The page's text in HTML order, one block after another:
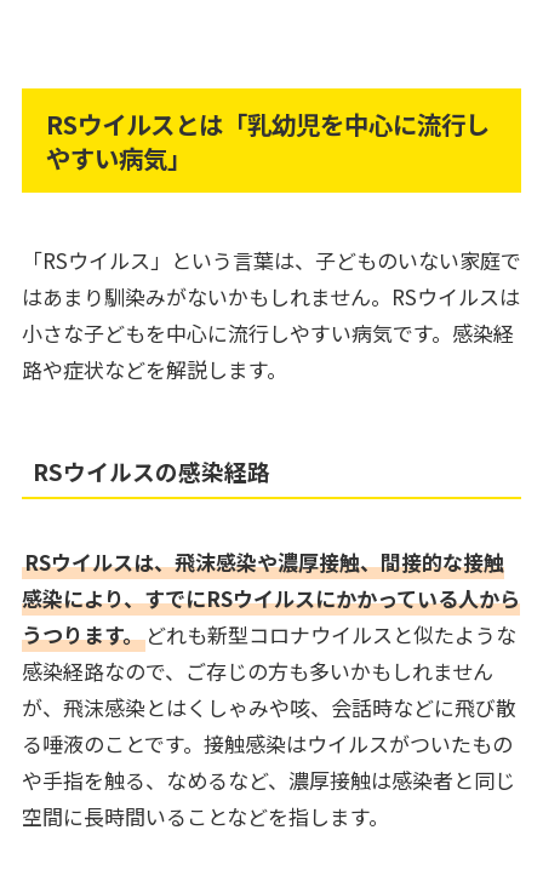
RSウイルスとは「乳幼児を中心に流行し
やすい病気」
「RSウイルス」という言葉は、子どものいない家庭で
はあまり馴染みがないかもしれません。RSウイルスは
小さな子どもを中心に流行しやすい病気です。感染経
路や症状などを解説します。
RSウイルスの感染経路
RSウイルスは、飛沫感染や濃厚接触、間接的な接触
感染により、すでにRSウイルスにかかっている人から
うつります。どれも新型コロナウイルスと似たような
感染経路なので、ご存じの方も多いかもしれません
が、飛沫感染とはくしゃみや咳、会話時などに飛び散
る唾液のことです。接触感染はウイルスがついたもの
や手指を触る、なめるなど、濃厚接触は感染者と同じ
空間に長時間いることなどを指します。